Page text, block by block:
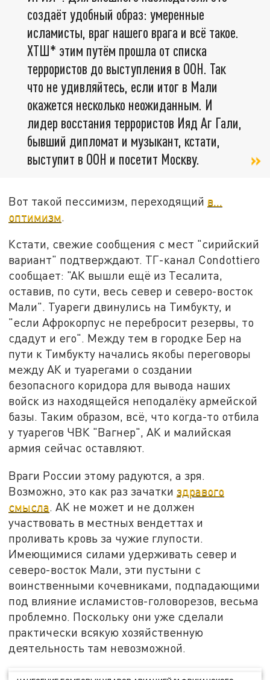
создаёт удобный образ: умеренные
исламисты, враг нашего врага и всё такое.
ХТШ* этим путём прошла от списка
террористов до выступления в ООН. Так
что не удивляйтесь, если итог в Мали
окажется несколько неожиданным. И
лидер восстания террористов Ияд Аг Гали,
бывший дипломат и музыкант, кстати,
выступит в ООН и посетит Москву.
Вот такой пессимизм, переходящий в…
оптимизм.
Кстати, свежие сообщения с мест "сирийский
вариант" подтверждают. ТГ-канал Condottiero
сообщает: "АК вышли ещё из Тесалита,
оставив, по сути, весь север и северо-восток
Мали". Туареги двинулись на Тимбукту, и
"если Афрокорпус не перебросит резервы, то
сдадут и его". Между тем в городке Бер на
пути к Тимбукту начались якобы переговоры
между АК и туарегами о создании
безопасного коридора для вывода наших
войск из находящейся неподалёку армейской
базы. Таким образом, всё, что когда-то отбила
у туарегов ЧВК "Вагнер", АК и малийская
армия сейчас оставляют.
Враги России этому радуются, а зря.
Возможно, это как раз зачаткиздравого
смысла. АК не может и не должен
участвовать в местных вендеттах и
проливать кровь за чужие глупости.
Имеющимися силами удерживать север и
северо-восток Мали, эти пустыни с
воинственными кочевниками, подпадающими
под влияние исламистов-головорезов, весьма
проблемно. Поскольку они уже сделали
практически всякую хозяйственную
деятельность там невозможной.